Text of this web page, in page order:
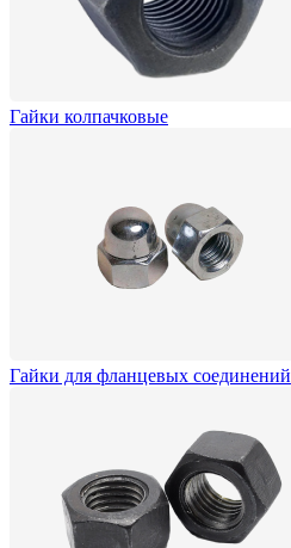
Гайки колпачковые
Гайки для фланцевых соединений